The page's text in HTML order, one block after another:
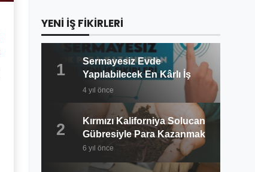
YENİ İŞ FİKİRLERİ
1
Sermayesiz Evde
Yapılabilecek En Kârlı İş
Fikirleri 2022
4 yıl önce
2
Kırmızı Kaliforniya Solucan
Gübresiyle Para Kazanmak
6 yıl önce